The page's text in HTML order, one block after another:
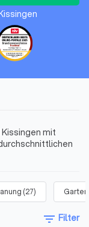
mit
(27)
filter_list Filter